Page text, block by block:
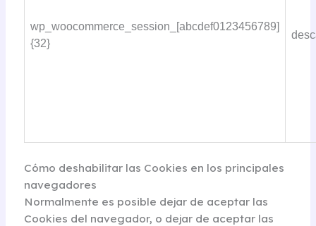
wp_woocommerce_session_[abcdef0123456789]
{32}
Cómo deshabilitar las Cookies en los principales
navegadores
Normalmente es posible dejar de aceptar las
Cookies del navegador, o dejar de aceptar las